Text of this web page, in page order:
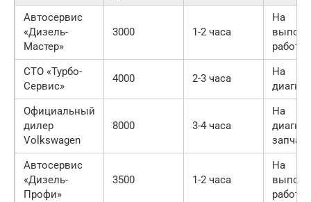
Автосервис
«Дизель-
Мастер»
3000 1-2 часа
На
работы
СТО «Турбо-
Сервис»
4000 2-3 часа
На
Официальный
дилер
Volkswagen
8000 3-4 часа
На
Автосервис
«Дизель-
Профи»
3500 1-2 часа
На
работы